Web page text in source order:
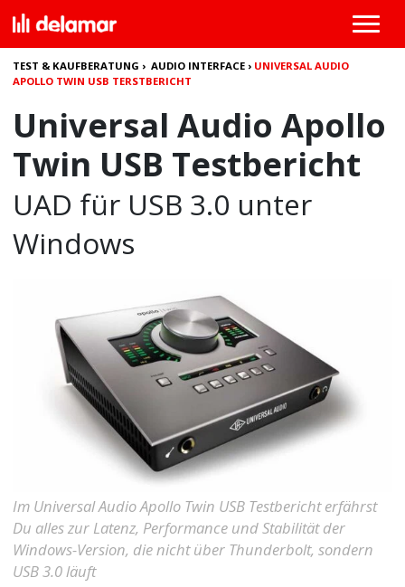
TEST & KAUFBERATUNG ›AUDIO INTERFACE › UNIVERSAL AUDIO
APOLLO TWIN USB TERSTBERICHT
Universal Audio Apollo
Twin USB Testbericht
UAD für USB 3.0 unter
Windows
Im Universal Audio Apollo Twin USB Testbericht erfährst
Du alles zur Latenz, Performance und Stabilität der
Windows-Version, die nicht über Thunderbolt, sondern
USB 3.0 läuft